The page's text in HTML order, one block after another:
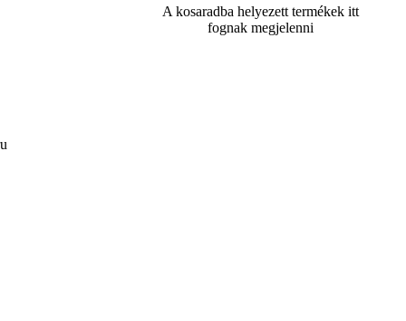
A kosaradba helyezett termékek itt
fognak megjelenni